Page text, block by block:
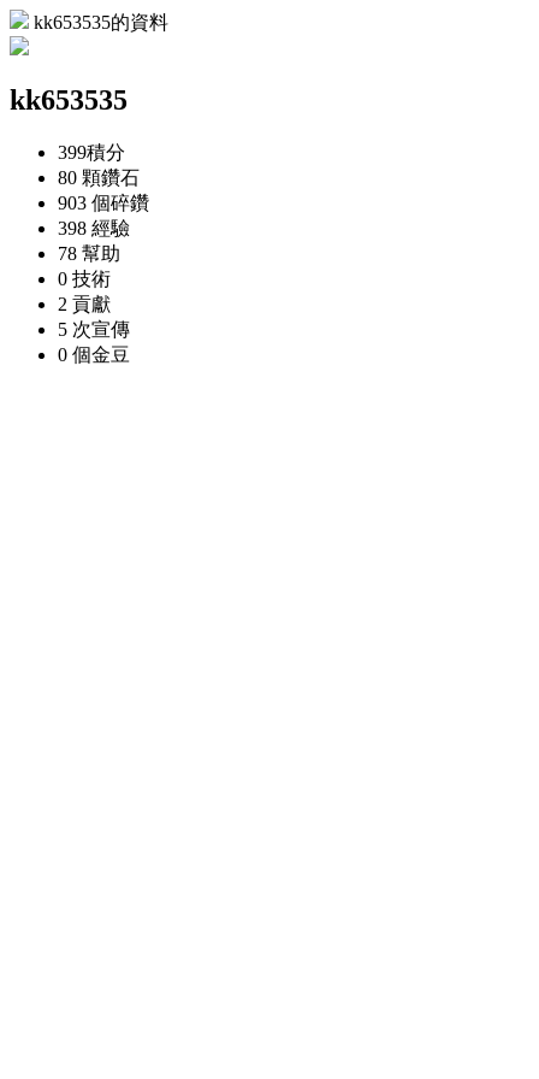
kk653535的資料
kk653535
399積分
80 顆鑽石
903 個碎鑽
398 經驗
78 幫助
0 技術
2 貢獻
5 次宣傳
0 個金豆